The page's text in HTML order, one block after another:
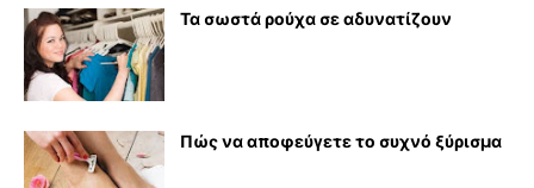
Τα σωστά ρούχα σε αδυνατίζουν
Πώς να αποφεύγετε το συχνό ξύρισμα